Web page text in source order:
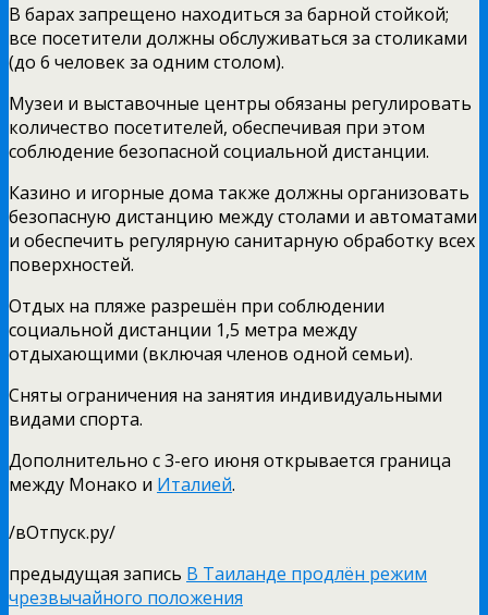
В барах запрещено находиться за барной стойкой;
все посетители должны обслуживаться за столиками
(до 6 человек за одним столом).
Музеи и выставочные центры обязаны регулировать
количество посетителей, обеспечивая при этом
соблюдение безопасной социальной дистанции.
Казино и игорные дома также должны организовать
безопасную дистанцию между столами и автоматами
и обеспечить регулярную санитарную обработку всех
поверхностей.
Отдых на пляже разрешён при соблюдении
социальной дистанции 1,5 метра между
отдыхающими (включая членов одной семьи).
Сняты ограничения на занятия индивидуальными
видами спорта.
Дополнительно с 3-его июня открывается граница
между Монако и Италией.
/вОтпуск.ру/
предыдущая запись В Таиланде продлён режим
чрезвычайного положения